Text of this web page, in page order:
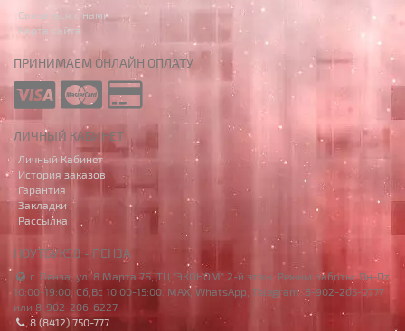
Связаться с нами
Карта сайта
ПРИНИМАЕМ ОНЛАЙН ОПЛАТУ
ЛИЧНЫЙ КАБИНЕТ
Личный Кабинет
История заказов
Гарантия
Закладки
Рассылка
НОУТБУК58 - ПЕНЗА
г. Пенза, ул. 8 Марта 7Б, ТЦ "ЭКОНОМ" 2-й этаж. Режим работы: Пн-Пт
10:00-19:00, Сб,Вс 10:00-15:00. MAX, WhatsApp, Telegram: 8-902-205-0777
или 8-902-206-6227
8 (8412) 750-777